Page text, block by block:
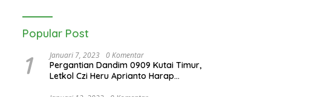
Popular Post
1 Januari 7, 2023 0 Komentar
Pergantian Dandim 0909 Kutai Timur,
Letkol Czi Heru Aprianto Harap